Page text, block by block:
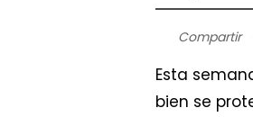
Compartir
Esta
bien se